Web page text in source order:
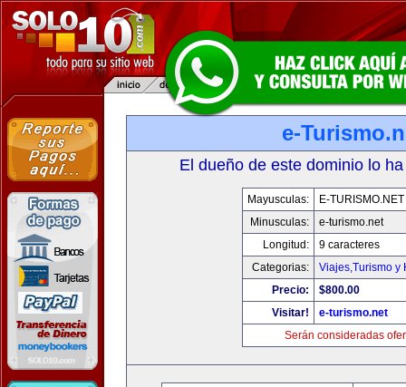
e-
El dueño de este dominio lo
Mayusculas:
E-TURISMO.NET
Minusculas:
e-turismo.net
Longitud:
9 caracteres
Categorias:
Viajes,Turismo y
Precio:
$800.00
Visitar!
e-turismo.net
Serán consideradas